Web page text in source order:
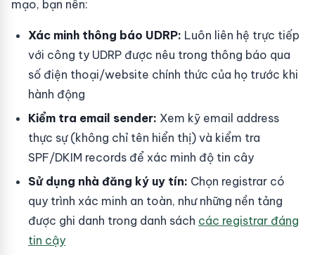
mạo, bạn nên:
Xác minh thông báo UDRP: Luôn liên hệ trực tiếp
với công ty UDRP được nêu trong thông báo qua
số điện thoại/website chính thức của họ trước khi
hành động
Kiểm tra email sender: Xem kỹ email address
thực sự (không chỉ tên hiển thị) và kiểm tra
SPF/DKIM records để xác minh độ tin cây
Sử dụng nhà đăng ký uy tín: Chọn registrar có
quy trình xác minh an toàn, như những nền tảng
được ghi danh trong danh sách các registrar đáng
tin cậy